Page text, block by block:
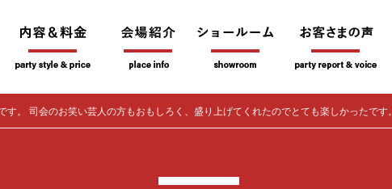
。 司会のお笑い芸人の方もおもしろく、盛り上げてくれたのでとても楽しかったです。